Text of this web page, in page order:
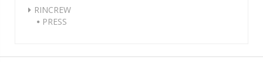
RINCREW
PRESS